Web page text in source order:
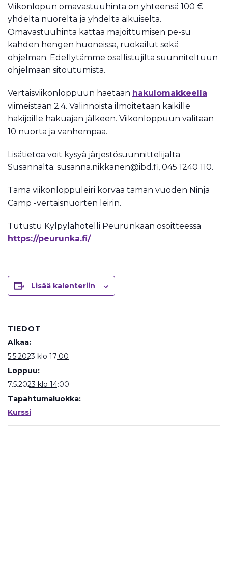
Viikonlopun omavastuuhinta on yhteensä 100 €
yhdeltä nuorelta ja yhdeltä aikuiselta.
Omavastuuhinta kattaa majoittumisen pe-su
kahden hengen huoneissa, ruokailut sekä
ohjelman. Edellytämme osallistujilta suunniteltuun
ohjelmaan sitoutumista.
Vertaisviikonloppuun haetaan hakulomakkeella
viimeistään 2.4. Valinnoista ilmoitetaan kaikille
hakijoille hakuajan jälkeen. Viikonloppuun valitaan
10 nuorta ja vanhempaa.
Lisätietoa voit kysyä järjestösuunnittelijalta
Susannalta: susanna.nikkanen@ibd.fi, 045 1240 110.
Tämä viikonloppuleiri korvaa tämän vuoden Ninja
Camp -vertaisnuorten leirin.
Tutustu Kylpylähotelli Peurunkaan osoitteessa
https://peurunka.fi/
Lisää kalenteriin
TIEDOT
Alkaa:
5.5.2023 klo 17:00
Loppuu:
7.5.2023 klo 14:00
Tapahtumaluokka:
Kurssi